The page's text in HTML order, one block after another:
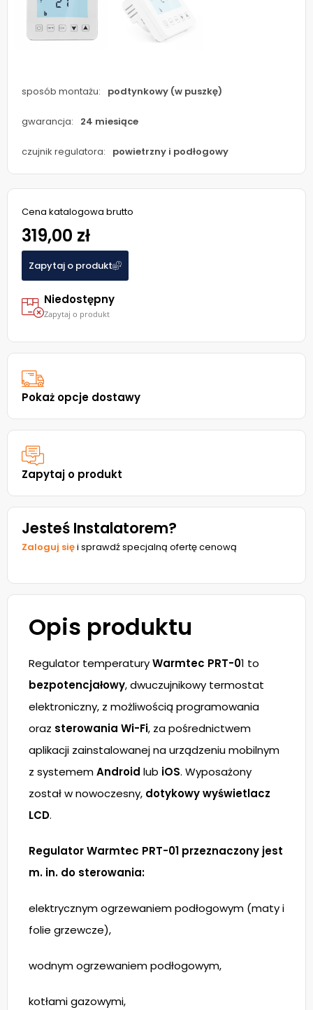
sposób montażu: podtynkowy (w puszkę)
gwarancja: 24 miesiące
czujnik regulatora: powietrzny i podłogowy
Cena katalogowa brutto
319,00 zł
Zapytaj o produkt
Niedostępny
Zapytaj o produkt
Pokaż opcje dostawy
Zapytaj o produkt
Jesteś Instalatorem?
Zaloguj sięi sprawdź specjalną ofertę cenową
Opis produktu
Regulator temperaturyWarmtec PRT-01 to
bezpotencjałowy, dwuczujnikowy termostat
elektroniczny, z możliwością programowania
oraz sterowania Wi-Fi, za pośrednictwem
aplikacji zainstalowanej na urządzeniu mobilnym
z systememAndroid lub iOS. Wyposażony
został w nowoczesny, dotykowy wyświetlacz
LCD.
Regulator Warmtec PRT-01 przeznaczony jest
m. in. do sterowania:
elektrycznym ogrzewaniem podłogowym (maty i
folie grzewcze),
wodnym ogrzewaniem podłogowym,
kotłami gazowymi,